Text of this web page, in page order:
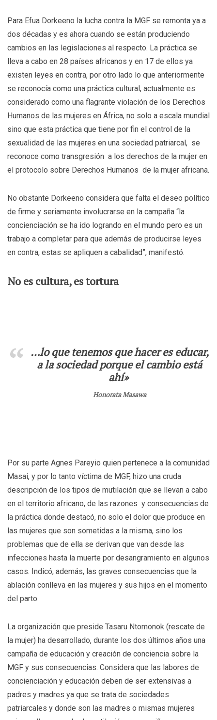
Para Efua Dorkeeno la lucha contra la MGF se remonta ya a
dos décadas y es ahora cuando se están produciendo
cambios en las legislaciones al respecto. La práctica se
lleva a cabo en 28 países africanos y en 17 de ellos ya
existen leyes en contra, por otro lado lo que anteriormente
se reconocía como una práctica cultural, actualmente es
considerado como una flagrante violación de los Derechos
Humanos de las mujeres en África, no solo a escala mundial
sino que esta práctica que tiene por fin el control de la
sexualidad de las mujeres en una sociedad patriarcal, se
reconoce como transgresión a los derechos de la mujer en
el protocolo sobre Derechos Humanos de la mujer africana.
No obstante Dorkeeno considera que falta el deseo político
de firme y seriamente involucrarse en la campaña “la
concienciación se ha ido logrando en el mundo pero es un
trabajo a completar para que además de producirse leyes
en contra, estas se apliquen a cabalidad”, manifestó.
No es cultura, es tortura
…lo que tenemos que hacer es educar,
a la sociedad porque el cambio está
ahí»
Honorata Masawa
Por su parte Agnes Pareyio quien pertenece a la comunidad
Masai, y por lo tanto víctima de MGF, hizo una cruda
descripción de los tipos de mutilación que se llevan a cabo
en el territorio africano, de las razones y consecuencias de
la práctica donde destacó, no solo el dolor que produce en
las mujeres que son sometidas a la misma, sino los
problemas que de ella se derivan que van desde las
infecciones hasta la muerte por desangramiento en algunos
casos. Indicó, además, las graves consecuencias que la
ablación conlleva en las mujeres y sus hijos en el momento
del parto.
La organización que preside Tasaru Ntomonok (rescate de
la mujer) ha desarrollado, durante los dos últimos años una
campaña de educación y creación de conciencia sobre la
MGF y sus consecuencias. Considera que las labores de
concienciación y educación deben de ser extensivas a
padres y madres ya que se trata de sociedades
patriarcales y donde son las madres o mismas mujeres